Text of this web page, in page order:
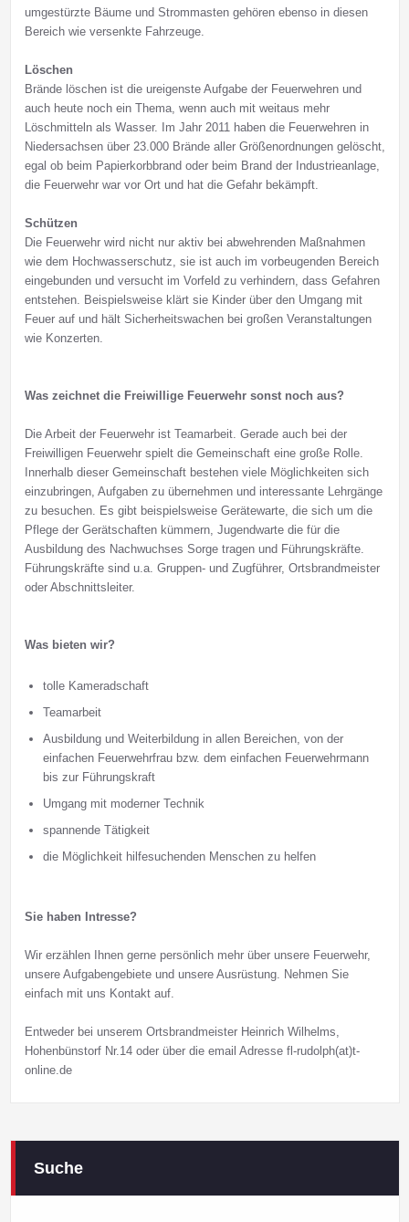
umgestürzte Bäume und Strommasten gehören ebenso in diesen
Bereich wie versenkte Fahrzeuge.
Löschen
Brände löschen ist die ureigenste Aufgabe der Feuerwehren und
auch heute noch ein Thema, wenn auch mit weitaus mehr
Löschmitteln als Wasser. Im Jahr 2011 haben die Feuerwehren in
Niedersachsen über 23.000 Brände aller Größenordnungen gelöscht,
egal ob beim Papierkorbbrand oder beim Brand der Industrieanlage,
die Feuerwehr war vor Ort und hat die Gefahr bekämpft.
Schützen
Die Feuerwehr wird nicht nur aktiv bei abwehrenden Maßnahmen
wie dem Hochwasserschutz, sie ist auch im vorbeugenden Bereich
eingebunden und versucht im Vorfeld zu verhindern, dass Gefahren
entstehen. Beispielsweise klärt sie Kinder über den Umgang mit
Feuer auf und hält Sicherheitswachen bei großen Veranstaltungen
wie Konzerten.
Was zeichnet die Freiwillige Feuerwehr sonst noch aus?
Die Arbeit der Feuerwehr ist Teamarbeit. Gerade auch bei der
Freiwilligen Feuerwehr spielt die Gemeinschaft eine große Rolle.
Innerhalb dieser Gemeinschaft bestehen viele Möglichkeiten sich
einzubringen, Aufgaben zu übernehmen und interessante Lehrgänge
zu besuchen. Es gibt beispielsweise Gerätewarte, die sich um die
Pflege der Gerätschaften kümmern, Jugendwarte die für die
Ausbildung des Nachwuchses Sorge tragen und Führungskräfte.
Führungskräfte sind u.a. Gruppen- und Zugführer, Ortsbrandmeister
oder Abschnittsleiter.
Was bieten wir?
tolle Kameradschaft
Teamarbeit
Ausbildung und Weiterbildung in allen Bereichen, von der
einfachen Feuerwehrfrau bzw. dem einfachen Feuerwehrmann
bis zur Führungskraft
Umgang mit moderner Technik
spannende Tätigkeit
die Möglichkeit hilfesuchenden Menschen zu helfen
Sie haben Intresse?
Wir erzählen Ihnen gerne persönlich mehr über unsere Feuerwehr,
unsere Aufgabengebiete und unsere Ausrüstung. Nehmen Sie
einfach mit uns Kontakt auf.
Entweder bei unserem Ortsbrandmeister Heinrich Wilhelms,
Hohenbünstorf Nr.14 oder über die email Adresse fl-rudolph(at)t-
online.de
Suche